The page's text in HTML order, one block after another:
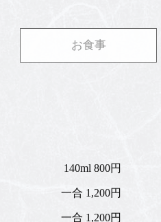
お食事
140ml 800円
一合 1,200円
一合 1,200円